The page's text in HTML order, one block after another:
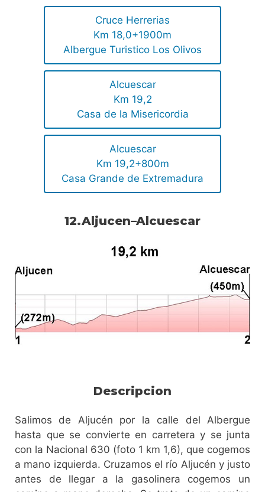
Cruce Herrerias
Km 18,0+1900m
Albergue Turistico Los Olivos
Alcuescar
Km 19,2
Casa de la Misericordia
Alcuescar
Km 19,2+800m
Casa Grande de Extremadura
12.Aljucen–Alcuescar
Descripcion
Salimos de Aljucén por la calle del Albergue
hasta que se convierte en carretera y se junta
con la Nacional 630 (foto 1 km 1,6), que cogemos
a mano izquierda. Cruzamos el río Aljucén y justo
antes de llegar a la gasolinera cogemos un